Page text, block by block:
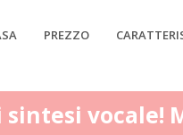
PREZZO
vocale!